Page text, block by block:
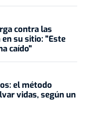
contra las
su sitio: "Este
caído"
el método
vidas, según un